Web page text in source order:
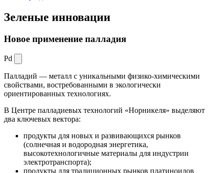
Зеленые инновации
Новое применение палладия
Pd
Палладий — металл с уникальными физико-химическими
свойствами, востребованными в экологически
ориентированных технологиях.
В Центре палладиевых технологий «Норникеля» выделяют
два ключевых вектора:
продукты для новых и развивающихся рынков
(солнечная и водородная энергетика,
высокотехнологичные материалы для индустрии
электротранспорта);
продукты для традиционных рынков платиноидов